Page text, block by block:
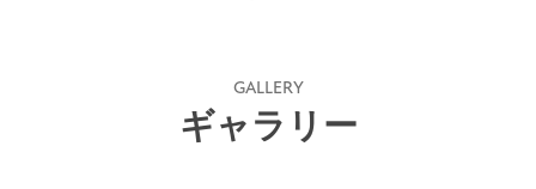
GALLERY
ギャラリー